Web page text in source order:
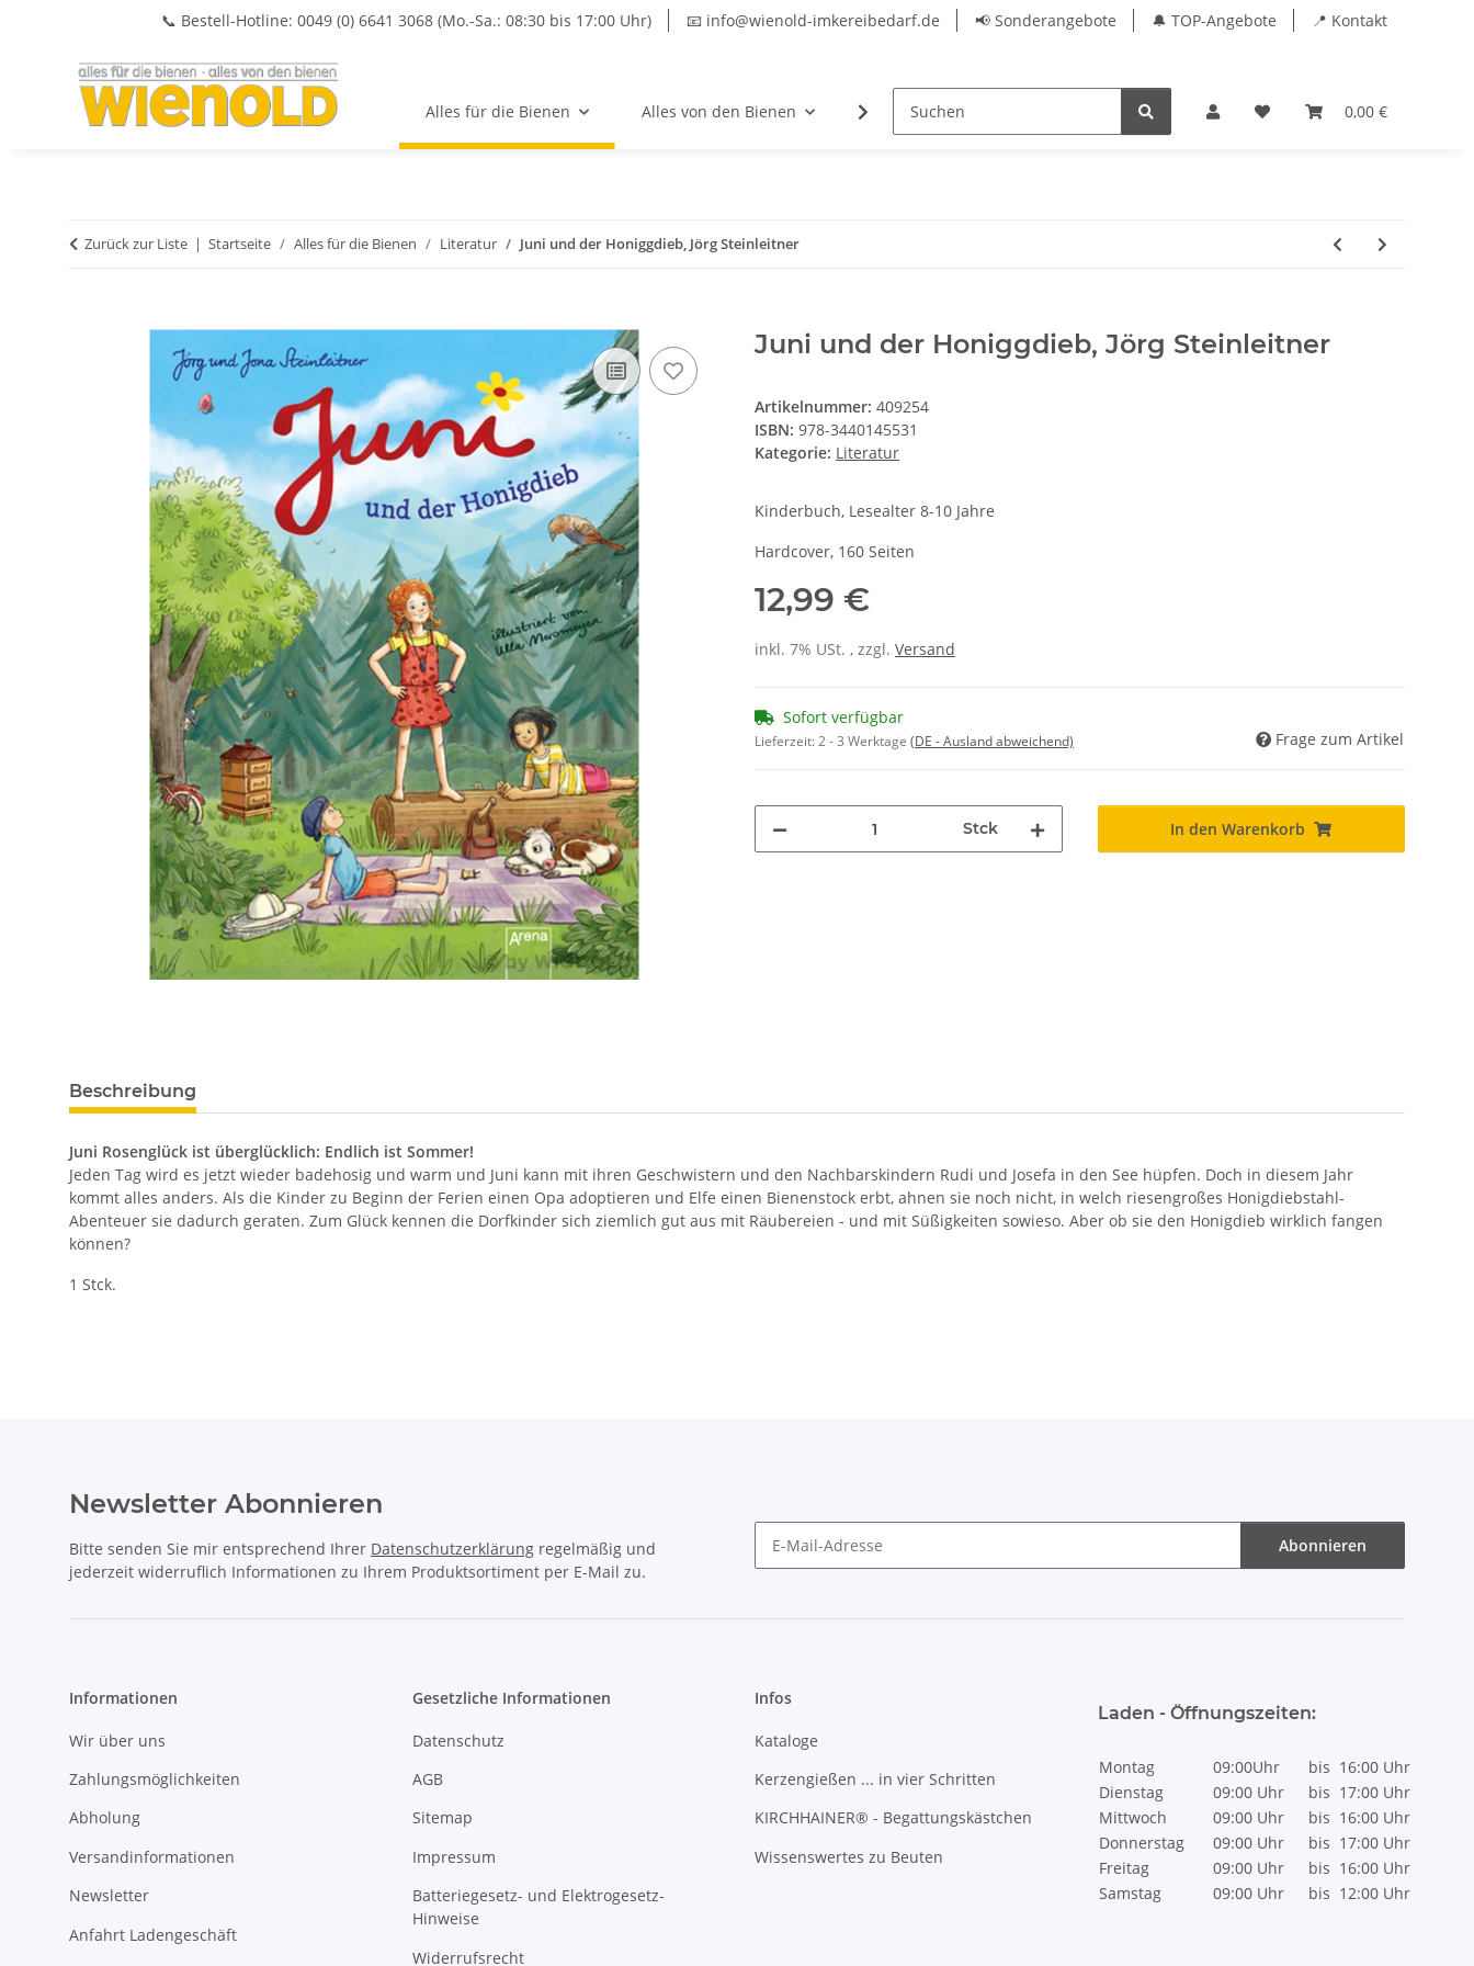
📞 Bestell-Hotline: 0049 (0) 6641 3068 (Mo.-Sa.: 08:30 bis 17:00 Uhr) 📧 info@wienold-imkereibedarf.de 📢 Sonderangebote 🔔 TOP-Angebote 📍 Kontakt
0,00 €
Alles für die Bienen Alles von den Bienen Hersteller
Zurück zur Liste Startseite Alles für die Bienen Literatur Juni und der Honiggdieb, Jörg Steinleitner
Juni und der Honiggdieb, Jörg Steinleitner
Artikelnummer: 409254
ISBN: 978-3440145531
Kategorie: Literatur
Kinderbuch, Lesealter 8-10 Jahre
Hardcover, 160 Seiten
12,99 €
inkl. 7% USt. , zzgl. Versand
Sofort verfügbar
Lieferzeit:2 - 3 Werktage (DE - Ausland abweichend) Frage zum Artikel
Stck In den Warenkorb
Beschreibung
Juni Rosenglück ist überglücklich: Endlich ist Sommer!
Jeden Tag wird es jetzt wieder badehosig und warm und Juni kann mit ihren Geschwistern und den Nachbarskindern Rudi und Josefa in den See hüpfen. Doch in diesem Jahr
kommt alles anders. Als die Kinder zu Beginn der Ferien einen Opa adoptieren und Elfe einen Bienenstock erbt, ahnen sie noch nicht, in welch riesengroßes Honigdiebstahl-
Abenteuer sie dadurch geraten. Zum Glück kennen die Dorfkinder sich ziemlich gut aus mit Räubereien - und mit Süßigkeiten sowieso. Aber ob sie den Honigdieb wirklich fangen
können?
1 Stck.
Newsletter Abonnieren
Bitte senden Sie mir entsprechend Ihrer Datenschutzerklärung regelmäßig und
jederzeit widerruflich Informationen zu Ihrem Produktsortiment per E-Mail zu.
Abonnieren
Informationen
Wir über uns
Zahlungsmöglichkeiten
Abholung
Versandinformationen
Newsletter
Anfahrt Ladengeschäft
Gesetzliche Informationen
Datenschutz
AGB
Sitemap
Impressum
Batteriegesetz- und Elektrogesetz-
Hinweise
Widerrufsrecht
Infos
Kataloge
Kerzengießen ... in vier Schritten
KIRCHHAINER® - Begattungskästchen
Wissenswertes zu Beuten
Laden - Öffnungszeiten:
Montag 09:00Uhr bis 16:00 Uhr
Dienstag
09:00 Uhr bis 17:00 Uhr
Mittwoch
09:00 Uhr bis 16:00 Uhr
Donnerstag
09:00 Uhr bis 17:00 Uhr
Freitag
09:00 Uhr bis 16:00 Uhr
Samstag
09:00 Uhr bis 12:00 Uhr